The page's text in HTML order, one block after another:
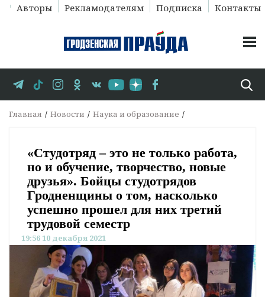
Авторы Рекламодателям Подписка Контакты
Главная Новости Наука и образование
«Студотряд – это не только работа,
но и обучение, творчество, новые
друзья». Бойцы студотрядов
Гродненщины о том, насколько
успешно прошел для них третий
трудовой семестр
19:56 10 декабря 2021